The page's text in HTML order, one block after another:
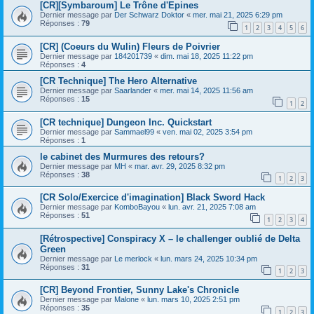
[CR][Symbaroum] Le Trône d'Epines
Dernier message par Der Schwarz Doktor « mer. mai 21, 2025 6:29 pm
Réponses : 79 1 2 3 4 5 6
[CR] (Coeurs du Wulin) Fleurs de Poivrier
Dernier message par 184201739 « dim. mai 18, 2025 11:22 pm
Réponses : 4
[CR Technique] The Hero Alternative
Dernier message par Saarlander « mer. mai 14, 2025 11:56 am
Réponses : 15 1 2
[CR technique] Dungeon Inc. Quickstart
Dernier message par Sammael99 « ven. mai 02, 2025 3:54 pm
Réponses : 1
le cabinet des Murmures des retours?
Dernier message par MH « mar. avr. 29, 2025 8:32 pm
Réponses : 38 1 2 3
[CR Solo/Exercice d'imagination] Black Sword Hack
Dernier message par KomboBayou « lun. avr. 21, 2025 7:08 am
Réponses : 51 1 2 3 4
[Rétrospective] Conspiracy X – le challenger oublié de Delta
Green
Dernier message par Le merlock « lun. mars 24, 2025 10:34 pm
Réponses : 31 1 2 3
[CR] Beyond Frontier, Sunny Lake's Chronicle
Dernier message par Malone « lun. mars 10, 2025 2:51 pm
Réponses : 35